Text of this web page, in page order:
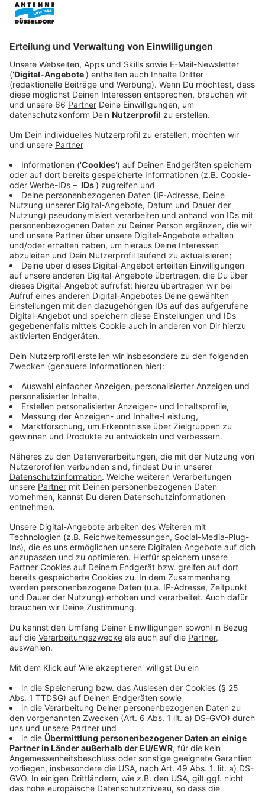
Veröffentlicht:
Und das führt den Professor nicht nur in eine
depressive Phase, er ist auch schnell seinen Job los.
Und dann erlebt er auch noch paranormale Aktivitäten.
Und schon tut sich für den Professor ein neues
Forschungsfeld außerhalb normaler
Universitätslaufbahnen auf. Zusammen mit seiner
Universitätskollegin Maggie McKillop (Razane Jammal)
betreten sie die paranormale Welt und versuchen, die
Menschheit vor der immensen Gefahr zu retten, die sie
umgibt…
Streaming-Dienst: Netflix
Anzeige
Wir benötigen Ihre
Zustimmung, um den YouTube
Video-Service zu laden!
Wir verwenden einen Service eines
einzubetten. Dieser Service kann
Daten zu Ihren Aktivitäten
sammeln. Bitte lesen Sie die
Details durch und stimmen Sie der
Video anzusehen.
Mehr Informationen
powered byUsercentrics Consent
Management Platform
Für den Hämatologen Dr. Refaat Ismail bricht nach
dem Verlust seines Jobs eine Welt zusammen und
eine andere tut sich auf. Doch das Paranormale ist
nicht nur eine Chance – es bedroht auch das Leben
des Professors.
Anzeige
Ist das noch normal? Nach seinem Aus an der Uni hat
der Professor plötzlich paranormale Begegnungen.
©Copyright: Netflix
Zusammen mit seiner ehemaligen Kollegin Maggie
geht er den Dingen auf den Grund. Und auch seine
Nähe zu Maggie wird eine Rolle spielen.